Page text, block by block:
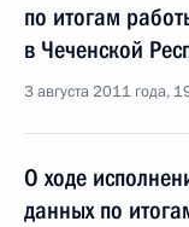
по итогам
в Чеченской
3 августа 2011 года,
О ходе
данных по